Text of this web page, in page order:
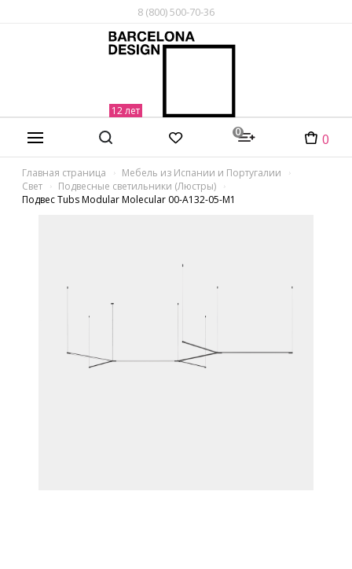
8 (800) 500-70-36
0 0
Главная страница
Мебель из Испании и Португалии
Свет
Подвесные светильники (Люстры)
Подвес Tubs Modular Molecular 00-A132-05-M1